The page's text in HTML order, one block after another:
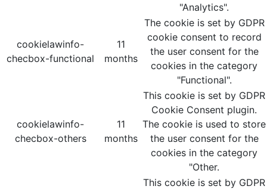
"Analytics".
cookielawinfo-
checbox-functional
11
months
The cookie is set by GDPR
cookie consent to record
the user consent for the
cookies in the category
"Functional".
cookielawinfo-
checbox-others
11
months
This cookie is set by GDPR
Cookie Consent plugin.
The cookie is used to store
the user consent for the
cookies in the category
"Other.
This cookie is set by GDPR